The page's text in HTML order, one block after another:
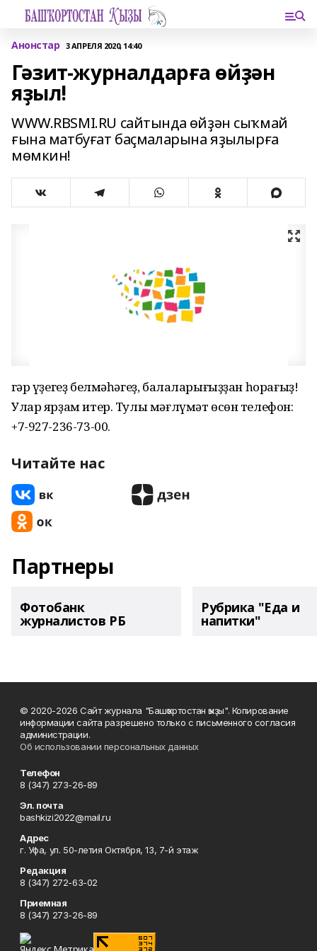
Анонстар 3 АПРЕЛЯ 2020, 14:40
Гәзит-журналдарға өйҙән
яҙыл!
WWW.RBSMI.RU сайтында өйҙән сыҡмай
ғына матбуғат баҫмаларына яҙылырға
мөмкин!
Әгәр үҙегеҙ белмәһәгеҙ, балаларығыҙҙан һорағыҙ!
Улар ярҙам итер. Тулы мәғлүмәт өсөн телефон:
+7-927-236-73-00.
Читайте нас
Партнеры
Фотобанк
журналистов РБ
Рубрика "Еда и
напитки"
© 2020-2026 Сайт журнала "Башҡортостан ҡыҙы". Копирование
информации сайта разрешено только с письменного согласия
администрации.
Об использовании персональных данных
Телефон
8 (347) 273-26-89
Эл. почта
bashkizi2022@mail.ru
Адрес
г. Уфа, ул. 50-летия Октября, 13, 7-й этаж
Редакция
8 (347) 272-63-02
Приемная
8 (347) 273-26-89